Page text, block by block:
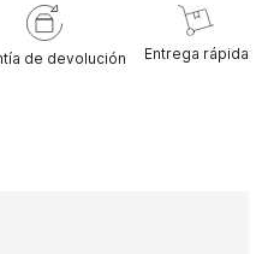
de devolución Entrega rápida